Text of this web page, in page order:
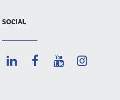
SOCIAL